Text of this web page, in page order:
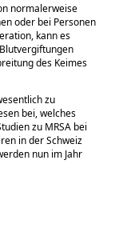
normalerweise
oder bei Personen
kann es
des Keimes
zu
bei, welches
zu MRSA bei
in der Schweiz
nun im Jahr